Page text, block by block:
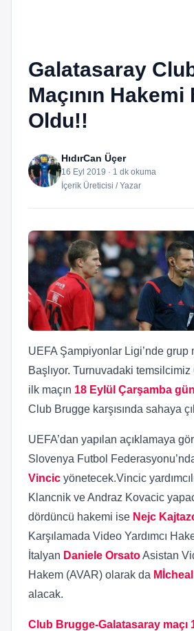
Galatasaray
Maçının Hakemi
Oldu!!
HıdırCan Üçer
16 Eyl 2019 · 1 dk okuma
İçerik Üreticisi / Yazar
UEFA Şampiyonlar Ligi’nde grup
Başlıyor. Turnuvadaki
ilk maçın 18 Eylül Çarşamba
Club Brugge karşısında sahaya
UEFA’dan yapılan açıklamaya
Slovenya Futbol
Vincic yönetecek.Vincic
Klancnik ve Andraz Kovacic
dördüncü hakemi ise Nejc
Karşılamada Video Yardımcı
İtalyan Daniele OrsatoAsistan
Hakem (AVAR) olarak da Mİcheal
alacak.
Club Brugge-Galatasaray maçı